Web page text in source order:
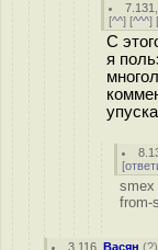
7.131
[^^] [^^^] [
С
я
[
smex
from-
3.116 ,Васян (?